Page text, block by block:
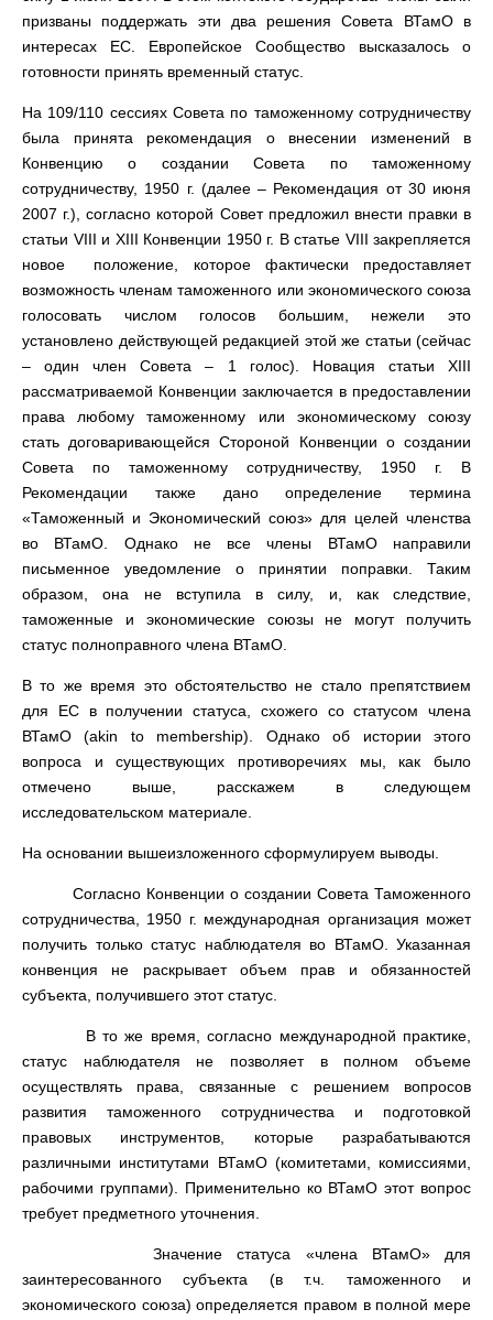
призваны поддержать эти два решения Совета ВТамО в
интересах ЕС. Европейское Сообщество высказалось о
готовности принять временный статус.
На 109/110 сессиях Совета по таможенному сотрудничеству
была принята рекомендация о внесении изменений в
Конвенцию о создании Совета по таможенному
сотрудничеству, 1950 г. (далее – Рекомендация от 30 июня
2007 г.), согласно которой Совет предложил внести правки в
статьи VIII и XIII Конвенции 1950 г. В статье VIII закрепляется
новое положение, которое фактически предоставляет
возможность членам таможенного или экономического союза
голосовать числом голосов большим, нежели это
установлено действующей редакцией этой же статьи (сейчас
– один член Совета – 1 голос). Новация статьи XIII
рассматриваемой Конвенции заключается в предоставлении
права любому таможенному или экономическому союзу
стать договаривающейся Стороной Конвенции о создании
Совета по таможенному сотрудничеству, 1950 г. В
Рекомендации также дано определение термина
«Таможенный и Экономический союз» для целей членства
во ВТамО. Однако не все члены ВТамО направили
письменное уведомление о принятии поправки. Таким
образом, она не вступила в силу, и, как следствие,
таможенные и экономические союзы не могут получить
статус полноправного члена ВТамО.
В то же время это обстоятельство не стало препятствием
для ЕС в получении статуса, схожего со статусом члена
ВТамО (akin to membership). Однако об истории этого
вопроса и существующих противоречиях мы, как было
отмечено выше, расскажем в следующем
исследовательском материале.
На основании вышеизложенного сформулируем выводы.
Согласно Конвенции о создании Совета Таможенного
сотрудничества, 1950 г. международная организация может
получить только статус наблюдателя во ВТамО. Указанная
конвенция не раскрывает объем прав и обязанностей
субъекта, получившего этот статус.
В то же время, согласно международной практике,
статус наблюдателя не позволяет в полном объеме
осуществлять права, связанные с решением вопросов
развития таможенного сотрудничества и подготовкой
правовых инструментов, которые разрабатываются
различными институтами ВТамО (комитетами, комиссиями,
рабочими группами). Применительно ко ВТамО этот вопрос
требует предметного уточнения.
Значение статуса «члена ВТамО» для
заинтересованного субъекта (в т.ч. таможенного и
экономического союза) определяется правом в полной мере